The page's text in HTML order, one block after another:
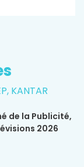
KANTAR
de la Publicité,
2026